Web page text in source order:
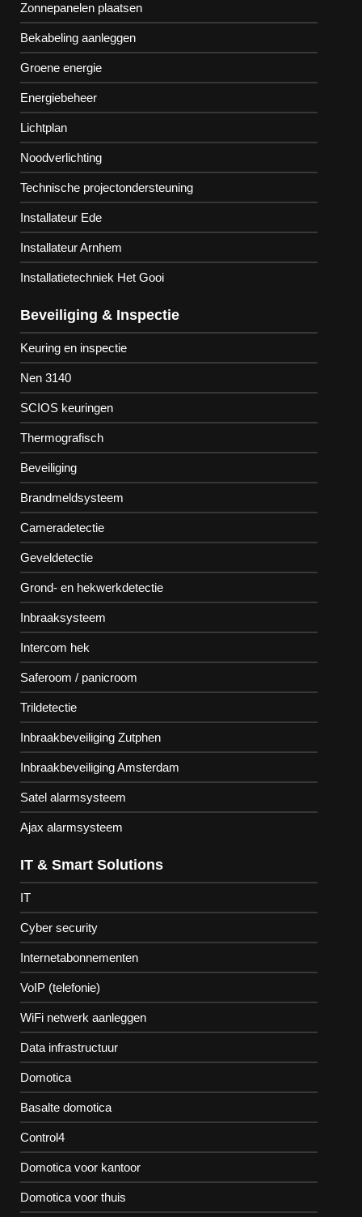
Zonnepanelen plaatsen
Bekabeling aanleggen
Groene energie
Energiebeheer
Lichtplan
Noodverlichting
Technische projectondersteuning
Installateur Ede
Installateur Arnhem
Installatietechniek Het Gooi
Beveiliging & Inspectie
Keuring en inspectie
Nen 3140
SCIOS keuringen
Thermografisch
Beveiliging
Brandmeldsysteem
Cameradetectie
Geveldetectie
Grond- en hekwerkdetectie
Inbraaksysteem
Intercom hek
Saferoom / panicroom
Trildetectie
Inbraakbeveiliging Zutphen
Inbraakbeveiliging Amsterdam
Satel alarmsysteem
Ajax alarmsysteem
IT & Smart Solutions
IT
Cyber security
Internetabonnementen
VoIP (telefonie)
WiFi netwerk aanleggen
Data infrastructuur
Domotica
Basalte domotica
Control4
Domotica voor kantoor
Domotica voor thuis